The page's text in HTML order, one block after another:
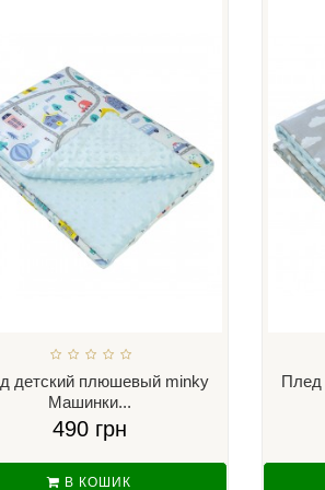
детский плюшевый minky
Машинки...
490 грн
В КОШИК
Плед